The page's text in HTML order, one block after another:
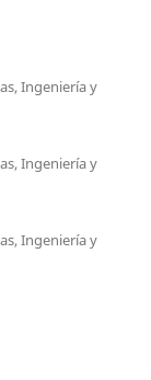
Ingeniería y
Ingeniería y
Ingeniería y